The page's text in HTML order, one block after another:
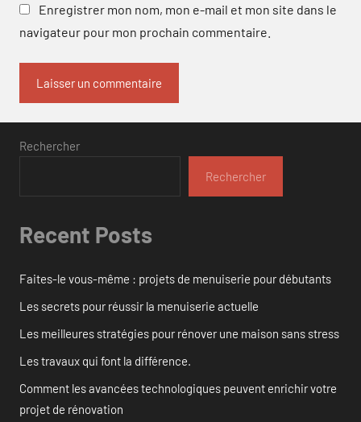
Enregistrer mon nom, mon e-mail et mon site dans le
navigateur pour mon prochain commentaire.
Rechercher
Rechercher
Recent Posts
Faites-le vous-même : projets de menuiserie pour débutants
Les secrets pour réussir la menuiserie actuelle
Les meilleures stratégies pour rénover une maison sans stress
Les travaux qui font la différence.
Comment les avancées technologiques peuvent enrichir votre
projet de rénovation